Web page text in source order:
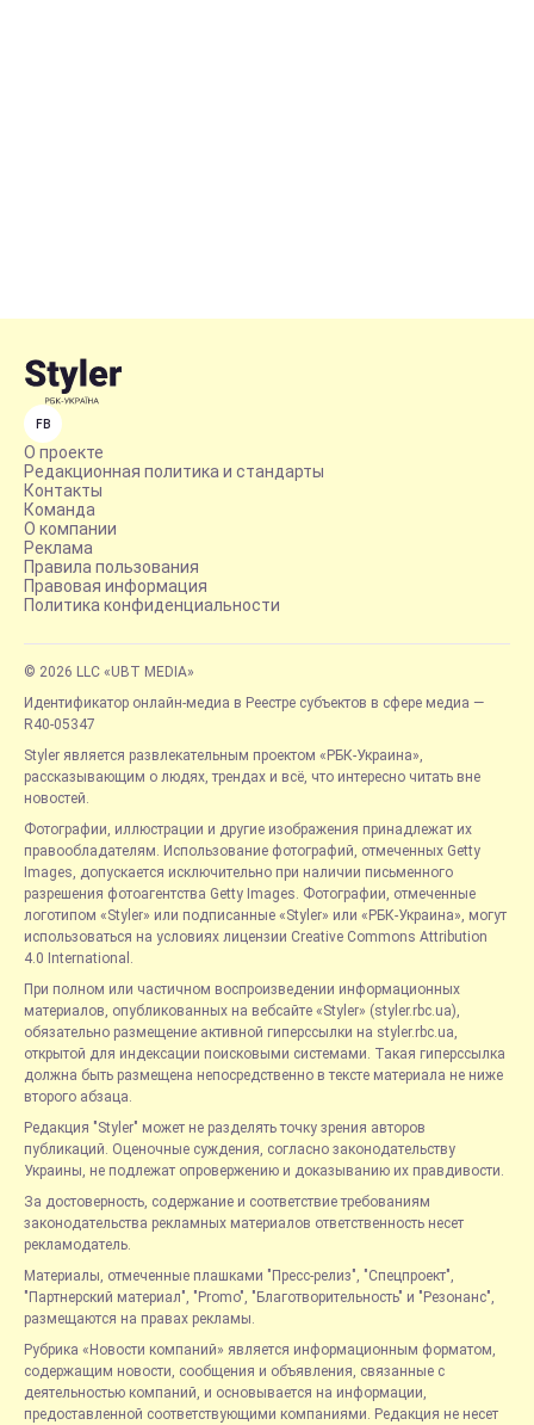
FB
О проекте
Редакционная политика и стандарты
Контакты
Команда
О компании
Реклама
Правила пользования
Правовая информация
Политика конфиденциальности
© 2026 LLC «UBT MEDIA»
Идентификатор онлайн-медиа в Реестре субъектов в сфере медиа —
R40-05347
Styler является развлекательным проектом «РБК-Украина»,
рассказывающим о людях, трендах и всё, что интересно читать вне
новостей.
Фотографии, иллюстрации и другие изображения принадлежат их
правообладателям. Использование фотографий, отмеченных Getty
Images, допускается исключительно при наличии письменного
разрешения фотоагентства Getty Images. Фотографии, отмеченные
логотипом «Styler» или подписанные «Styler» или «РБК-Украина», могут
использоваться на условиях лицензии Creative Commons Attribution
4.0 International.
При полном или частичном воспроизведении информационных
материалов, опубликованных на вебсайте «Styler» (styler.rbc.ua),
обязательно размещение активной гиперссылки на styler.rbc.ua,
открытой для индексации поисковыми системами. Такая гиперссылка
должна быть размещена непосредственно в тексте материала не ниже
второго абзаца.
Редакция "Styler" может не разделять точку зрения авторов
публикаций. Оценочные суждения, согласно законодательству
Украины, не подлежат опровержению и доказыванию их правдивости.
За достоверность, содержание и соответствие требованиям
законодательства рекламных материалов ответственность несет
рекламодатель.
Материалы, отмеченные плашками "Пресс-релиз", "Спецпроект",
"Партнерский материал", "Promo", "Благотворительность" и "Резонанс",
размещаются на правах рекламы.
Рубрика «Новости компаний» является информационным форматом,
содержащим новости, сообщения и объявления, связанные с
деятельностью компаний, и основывается на информации,
предоставленной соответствующими компаниями. Редакция не несет